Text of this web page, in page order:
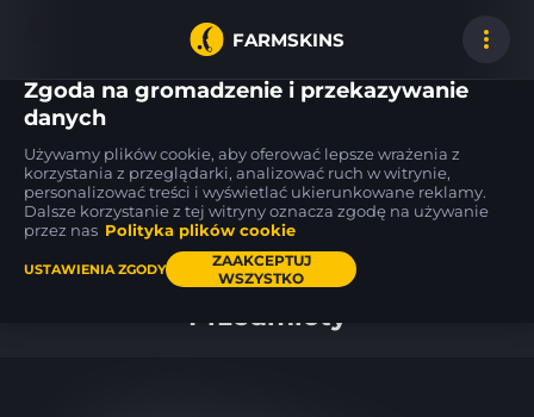
FARMSKINS
38
P250
Cassette BS 64
Przedmioty
Zgoda na gromadzenie i przekazywanie
danych
Używamy plików cookie, aby oferować lepsze wrażenia z
korzystania z przeglądarki, analizować ruch w witrynie,
personalizować treści i wyświetlać ukierunkowane reklamy.
Dalsze korzystanie z tej witryny oznacza zgodę na używanie
przez nas Polityka plików cookie
USTAWIENIA ZGODY
ZAAKCEPTUJ
WSZYSTKO